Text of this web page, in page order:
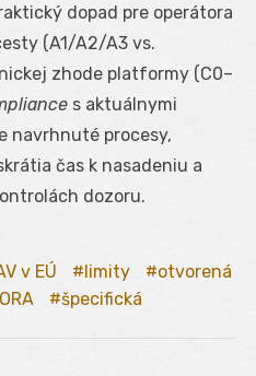
dopad pre operátora
(A1/A2/A3 vs.
zhode platformy (C0–
s aktuálnymi
navrhnuté procesy,
čas k nasadeniu a
dozoru.
v EÚ
limity
otvorená
špecifická